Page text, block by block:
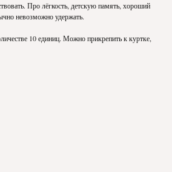
Про лёгкость, детскую память, хороший
невозможно удержать.
10 единиц. Можно прикрепить к куртке,